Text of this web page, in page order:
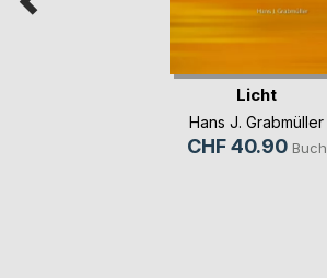
Licht
Hans J. Grabmüller
CHF 40.90 Buch